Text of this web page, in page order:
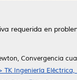
requerida en
Convergencia
TK Ingeniería